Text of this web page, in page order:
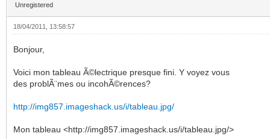
Unregistered
18/04/2011, 13:58:57
Bonjour,
Voici mon tableau Ã©lectrique presque fini. Y voyez vous
des problÃ¨mes ou incohÃ©rences?
http://img857.imageshack.us/i/tableau.jpg/
Mon tableau <http://img857.imageshack.us/i/tableau.jpg/>